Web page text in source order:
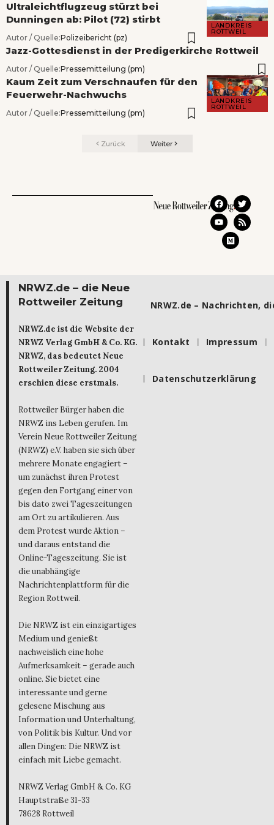
LANDKREIS
ROTTWEIL
Ultraleichtflugzeug stürzt bei
Dunningen ab: Pilot (72) stirbt
Autor / Quelle:Polizeibericht (pz)
Jazz-Gottesdienst in der Predigerkirche Rottweil
Autor / Quelle:Pressemitteilung (pm)
LANDKREIS
ROTTWEIL
Kaum Zeit zum Verschnaufen für den
Feuerwehr-Nachwuchs
Autor / Quelle:Pressemitteilung (pm)
Zurück Weiter
NRWZ.de – die Neue
Rottweiler Zeitung
NRWZ.de ist die Website der
NRWZ Verlag GmbH & Co. KG.
NRWZ, das bedeutet Neue
Rottweiler Zeitung. 2004
erschien diese erstmals.
Rottweiler Bürger haben die
NRWZ ins Leben gerufen. Im
Verein Neue Rottweiler Zeitung
(NRWZ) e.V. haben sie sich über
mehrere Monate engagiert –
um zunächst ihren Protest
gegen den Fortgang einer von
bis dato zwei Tageszeitungen
am Ort zu artikulieren. Aus
dem Protest wurde Aktion –
und daraus entstand die
Online-Tageszeitung. Sie ist
die unabhängige
Nachrichtenplattform für die
Region Rottweil.
Die NRWZ ist ein einzigartiges
Medium und genießt
nachweislich eine hohe
Aufmerksamkeit – gerade auch
online. Sie bietet eine
interessante und gerne
gelesene Mischung aus
Information und Unterhaltung,
von Politik bis Kultur. Und vor
allen Dingen: Die NRWZ ist
einfach mit Liebe gemacht.
NRWZ Verlag GmbH & Co. KG
Hauptstraße 31-33
78628 Rottweil
NRWZ.de – Nachrichten,
Kontakt Impressum
Datenschutzerklärung